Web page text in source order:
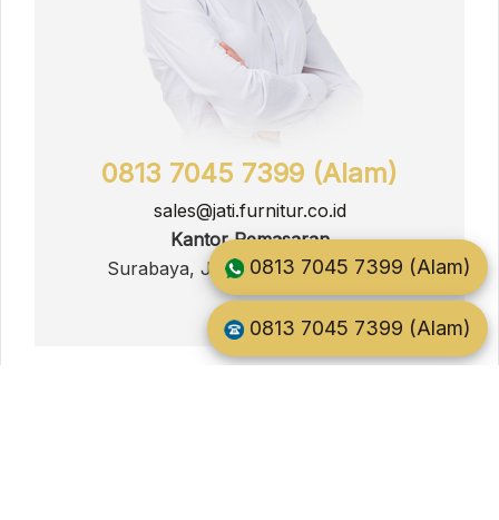
0813 7045 7399 (Alam)
sales@jati.furnitur.co.id
Kantor Pemasaran
Surabaya, Jawa Timur, Indonesia
0813 7045 7399 (Alam)
0813 7045 7399 (Alam)